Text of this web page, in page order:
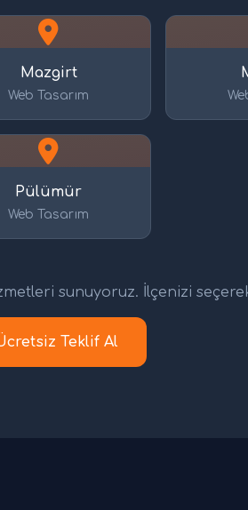
Mazgirt
Web Tasarım
Pülümür
Web Tasarım
sunuyoruz. İlçenizi
Teklif Al